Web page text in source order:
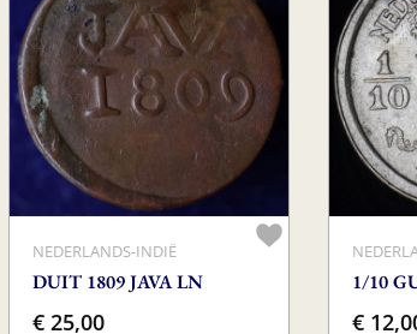
NEDERLANDS-INDIË
DUIT 1809 JAVA LN
€ 25,00
1/10
€